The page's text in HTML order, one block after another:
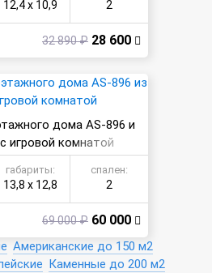
12,4 х 10,9 2
32 890 ₽ 28 600
дома AS-896 и
игровой комнатой
габариты:
13,8 х 12,8
спален:
2
69 000 ₽ 60 000
Американские до 150 м2
Каменные до 200 м2